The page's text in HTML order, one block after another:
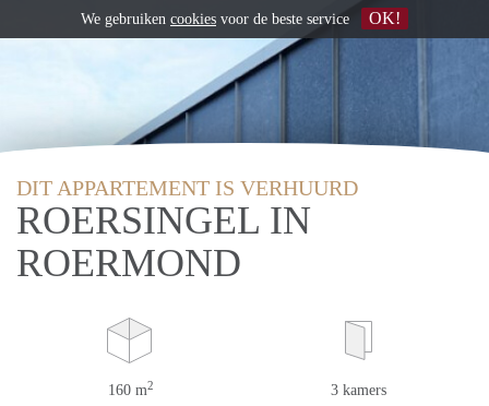
DIT APPARTEMENT IS VERHUURD
ROERSINGEL IN
ROERMOND
160 m2 3 kamers
We gebruiken cookies voor de beste service OK!